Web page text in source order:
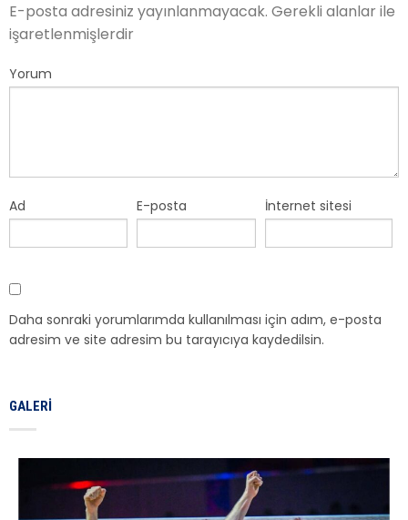
E-posta adresiniz yayınlanmayacak. Gerekli alanlar ile
işaretlenmişlerdir
Yorum
Ad E-posta İnternet sitesi
Daha sonraki yorumlarımda kullanılması için adım, e-posta
adresim ve site adresim bu tarayıcıya kaydedilsin.
GALERI